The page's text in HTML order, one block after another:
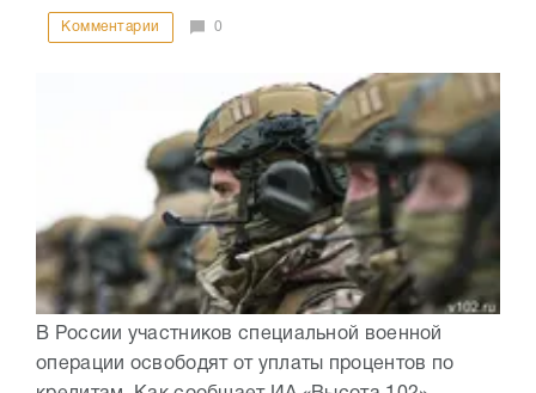
Комментарии 0
В России участников специальной военной
операции освободят от уплаты процентов по